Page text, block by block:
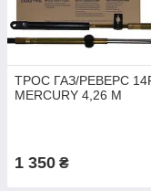
ТРОС ГАЗ/РЕВЕРС
MERCURY 4,26 М
1 350 ₴